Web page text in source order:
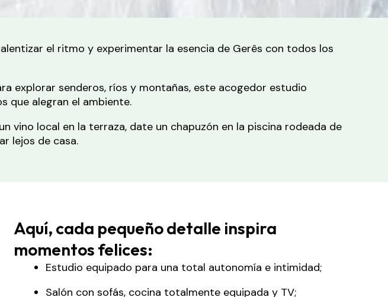
el ritmo y experimentar la esencia de Gerês con todos los
explorar senderos, ríos y montañas, este acogedor estudio
que alegran el ambiente.
vino local en la terraza, date un chapuzón en la piscina rodeada de
lejos de casa.
Aquí, cada pequeño detalle inspira
momentos felices:
Estudio equipado para una total autonomía e intimidad;
Salón con sofás, cocina totalmente equipada y TV;